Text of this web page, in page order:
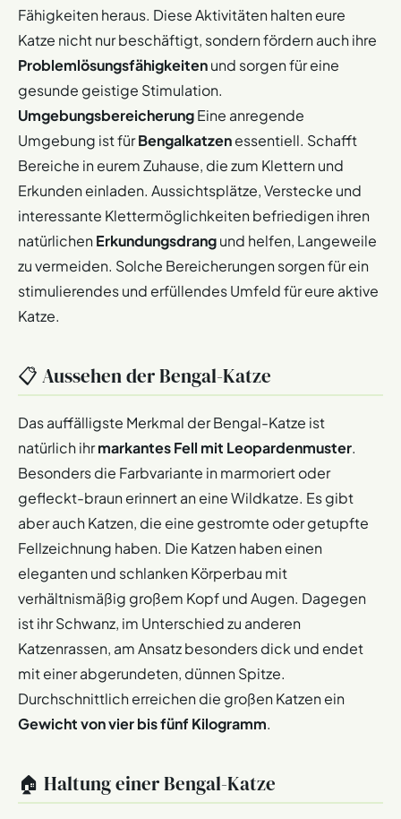
Fähigkeiten heraus. Diese Aktivitäten halten eure
Katze nicht nur beschäftigt, sondern fördern auch ihre
Problemlösungsfähigkeitenund sorgen für eine
gesunde geistige Stimulation.
UmgebungsbereicherungEine anregende
Umgebung ist fürBengalkatzenessentiell. Schafft
Bereiche in eurem Zuhause, die zum Klettern und
Erkunden einladen. Aussichtsplätze, Verstecke und
interessante Klettermöglichkeiten befriedigen ihren
natürlichenErkundungsdrangund helfen, Langeweile
zu vermeiden. Solche Bereicherungen sorgen für ein
stimulierendes und erfüllendes Umfeld für eure aktive
Katze.
📋 Aussehen der Bengal-Katze
Das auffälligste Merkmal der Bengal-Katze ist
natürlich ihrmarkantes Fell mit Leopardenmuster.
Besonders die Farbvariante in marmoriert oder
gefleckt-braun erinnert an eine Wildkatze. Es gibt
aber auch Katzen, die eine gestromte oder getupfte
Fellzeichnung haben. Die Katzen haben einen
eleganten und schlanken Körperbau mit
verhältnismäßig großem Kopf und Augen. Dagegen
ist ihr Schwanz, im Unterschied zu anderen
Katzenrassen, am Ansatz besonders dick und endet
mit einer abgerundeten, dünnen Spitze.
Durchschnittlich erreichen die großen Katzen ein
Gewicht von vier bis fünf Kilogramm.
🏠 Haltung einer Bengal-Katze